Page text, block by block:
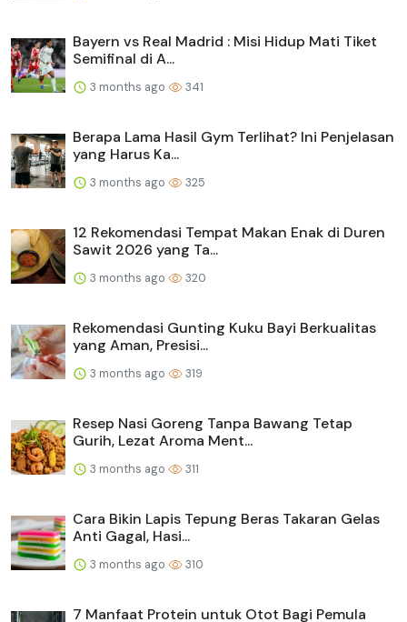
Bayern vs Real Madrid : Misi Hidup Mati Tiket
Semifinal di A...
3 months ago 341
Berapa Lama Hasil Gym Terlihat? Ini Penjelasan
yang Harus Ka...
3 months ago 325
12 Rekomendasi Tempat Makan Enak di Duren
Sawit 2026 yang Ta...
3 months ago 320
Rekomendasi Gunting Kuku Bayi Berkualitas
yang Aman, Presisi...
3 months ago 319
Resep Nasi Goreng Tanpa Bawang Tetap
Gurih, Lezat Aroma Ment...
3 months ago 311
Cara Bikin Lapis Tepung Beras Takaran Gelas
Anti Gagal, Hasi...
3 months ago 310
7 Manfaat Protein untuk Otot Bagi Pemula